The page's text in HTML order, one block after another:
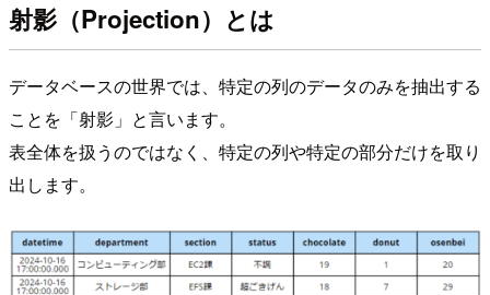
射影（Projection）とは
データベースの世界では、特定の列のデータのみを抽出する
ことを「射影」と言います。
表全体を扱うのではなく、特定の列や特定の部分だけを取り
出します。